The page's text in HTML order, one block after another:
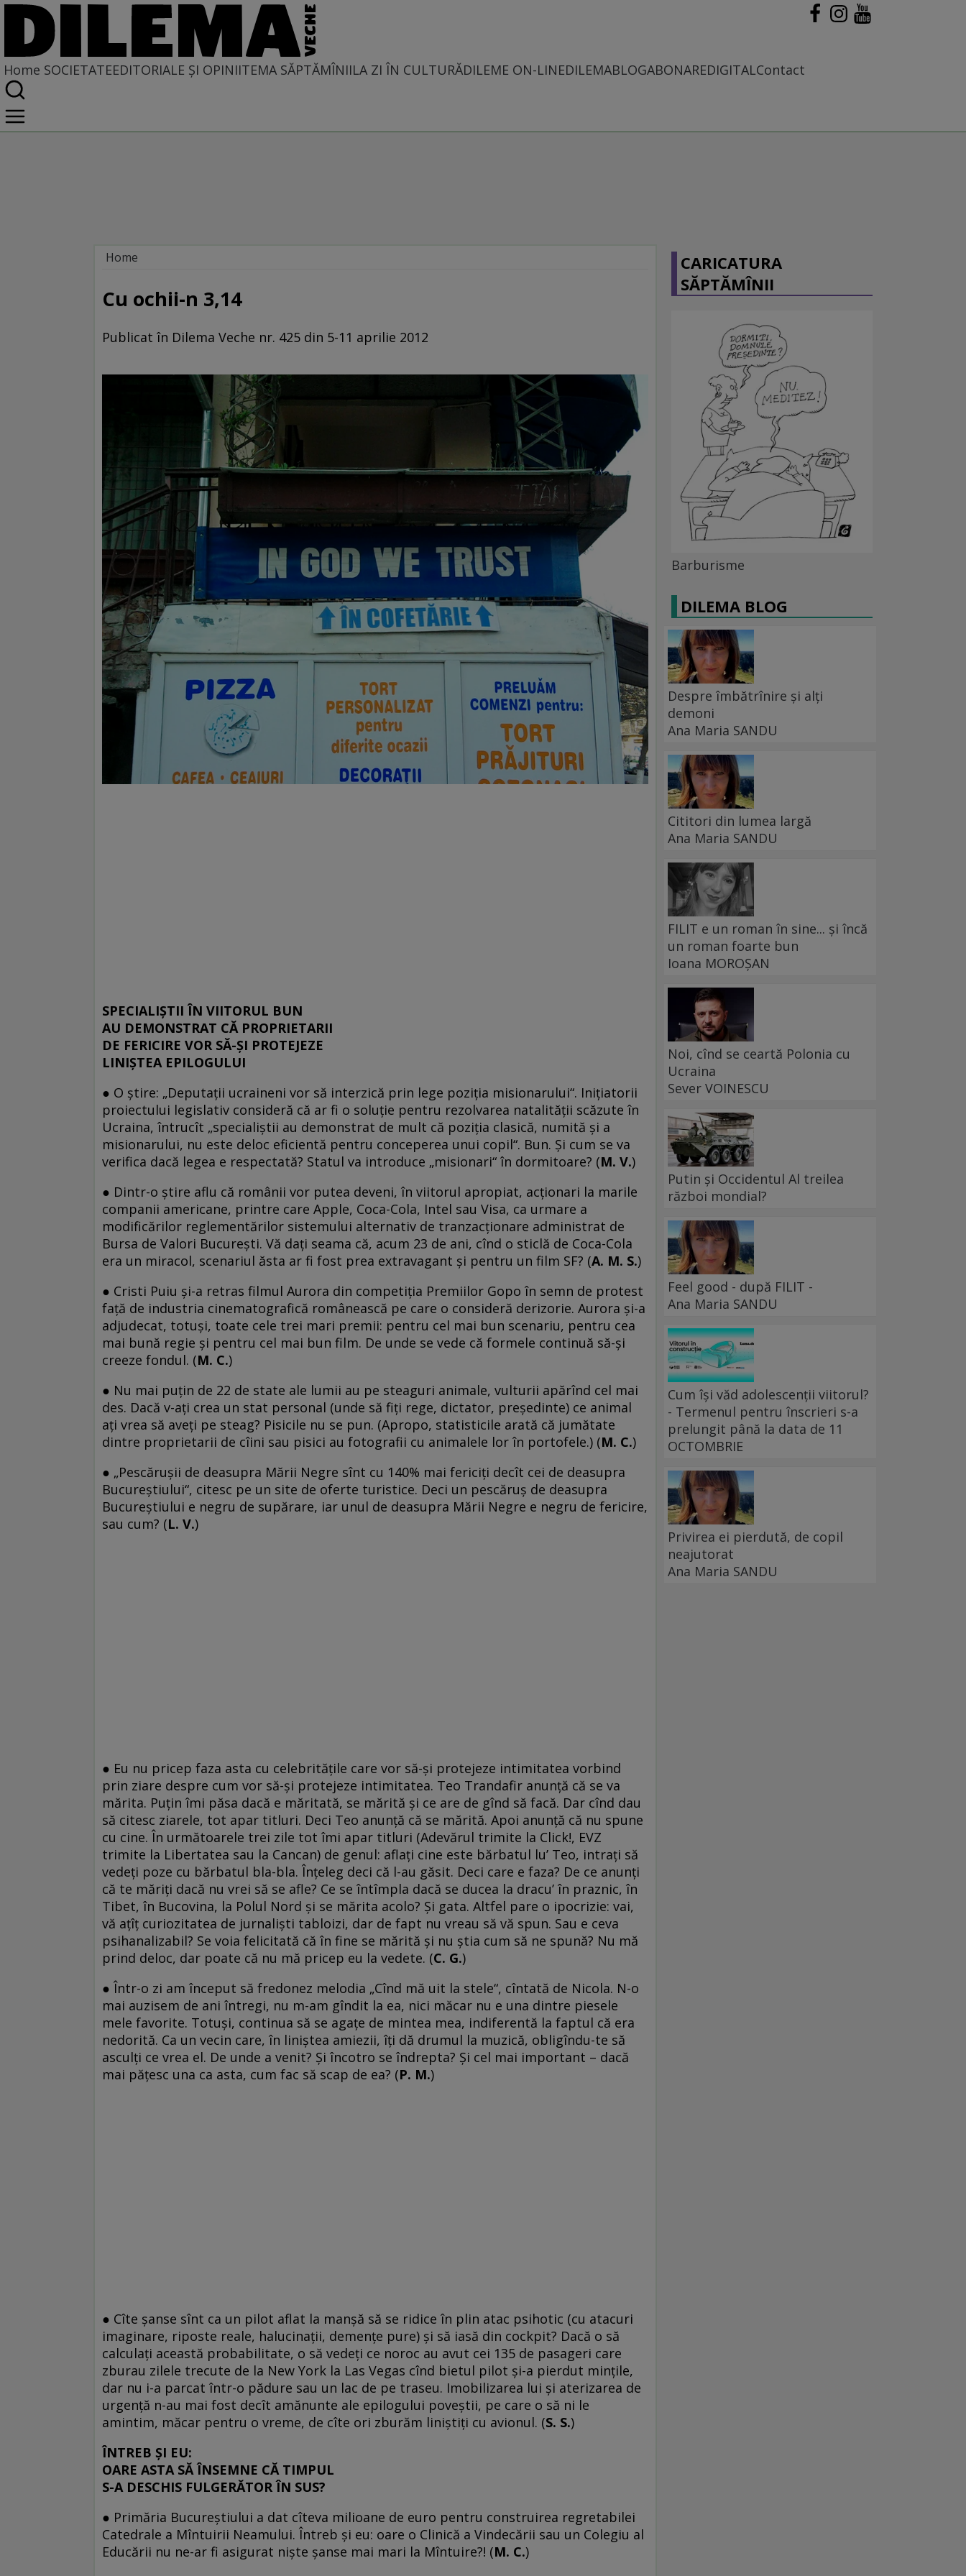
Home SOCIETATEEDITORIALE ȘI OPINIITEMA SĂPTĂMÎNIILA ZI ÎN CULTURĂDILEME ON-LINEDILEMABLOGABONAREDIGITALContact
Home
LA SINGULAR ȘI LA PLURAL
Cu ochii-n 3,14
Publicat în Dilema Veche nr. 425 din 5-11 aprilie 2012
SPECIALIŞTII ÎN VIITORUL BUN
AU DEMONSTRAT CĂ PROPRIETARII
DE FERICIRE VOR SĂ-ŞI PROTEJEZE
LINIŞTEA EPILOGULUI
● O ştire: „Deputaţii ucraineni vor să interzică prin lege poziţia misionarului“. Iniţiatorii
proiectului legislativ consideră că ar fi o soluţie pentru rezolvarea natalităţii scăzute în
Ucraina, întrucît „specialiştii au demonstrat de mult că poziţia clasică, numită şi a
misionarului, nu este deloc eficientă pentru conceperea unui copil“. Bun. Şi cum se va
verifica dacă legea e respectată? Statul va introduce „misionari“ în dormitoare? (M. V.)
● Dintr-o ştire aflu că românii vor putea deveni, în viitorul apropiat, acţionari la marile
companii americane, printre care Apple, Coca-Cola, Intel sau Visa, ca urmare a
modificărilor reglementărilor sistemului alternativ de tranzacţionare administrat de
Bursa de Valori Bucureşti. Vă daţi seama că, acum 23 de ani, cînd o sticlă de Coca-Cola
era un miracol, scenariul ăsta ar fi fost prea extravagant şi pentru un film SF? (A. M. S.)
● Cristi Puiu şi-a retras filmul Aurora din competiţia Premiilor Gopo în semn de protest
faţă de industria cinematografică românească pe care o consideră derizorie. Aurora şi-a
adjudecat, totuşi, toate cele trei mari premii: pentru cel mai bun scenariu, pentru cea
mai bună regie şi pentru cel mai bun film. De unde se vede că formele continuă să-şi
creeze fondul. (M. C.)
● Nu mai puţin de 22 de state ale lumii au pe steaguri animale, vulturii apărînd cel mai
des. Dacă v-aţi crea un stat personal (unde să fiţi rege, dictator, preşedinte) ce animal
aţi vrea să aveţi pe steag? Pisicile nu se pun. (Apropo, statisticile arată că jumătate
dintre proprietarii de cîini sau pisici au fotografii cu animalele lor în portofele.) (M. C.)
● „Pescăruşii de deasupra Mării Negre sînt cu 140% mai fericiţi decît cei de deasupra
Bucureştiului“, citesc pe un site de oferte turistice. Deci un pescăruş de deasupra
Bucureştiului e negru de supărare, iar unul de deasupra Mării Negre e negru de fericire,
sau cum? (L. V.)
● Eu nu pricep faza asta cu celebrităţile care vor să-şi protejeze intimitatea vorbind
prin ziare despre cum vor să-şi protejeze intimitatea. Teo Trandafir anunţă că se va
mărita. Puţin îmi păsa dacă e măritată, se mărită şi ce are de gînd să facă. Dar cînd dau
să citesc ziarele, tot apar titluri. Deci Teo anunţă că se mărită. Apoi anunţă că nu spune
cu cine. În următoarele trei zile tot îmi apar titluri (Adevărul trimite la Click!, EVZ
trimite la Libertatea sau la Cancan) de genul: aflaţi cine este bărbatul lu’ Teo, intraţi să
vedeţi poze cu bărbatul bla-bla. Înţeleg deci că l-au găsit. Deci care e faza? De ce anunţi
că te măriţi dacă nu vrei să se afle? Ce se întîmpla dacă se ducea la dracu’ în praznic, în
Tibet, în Bucovina, la Polul Nord şi se mărita acolo? Şi gata. Altfel pare o ipocrizie: vai,
vă aţîţ curiozitatea de jurnalişti tabloizi, dar de fapt nu vreau să vă spun. Sau e ceva
psihanalizabil? Se voia felicitată că în fine se mărită şi nu ştia cum să ne spună? Nu mă
prind deloc, dar poate că nu mă pricep eu la vedete. (C. G.)
● Într-o zi am început să fredonez melodia „Cînd mă uit la stele“, cîntată de Nicola. N-o
mai auzisem de ani întregi, nu m-am gîndit la ea, nici măcar nu e una dintre piesele
mele favorite. Totuşi, continua să se agaţe de mintea mea, indiferentă la faptul că era
nedorită. Ca un vecin care, în liniştea amiezii, îţi dă drumul la muzică, obligîndu-te să
asculţi ce vrea el. De unde a venit? Şi încotro se îndrepta? Şi cel mai important – dacă
mai păţesc una ca asta, cum fac să scap de ea? (P. M.)
● Cîte şanse sînt ca un pilot aflat la manşă să se ridice în plin atac psihotic (cu atacuri
imaginare, riposte reale, halucinaţii, demenţe pure) şi să iasă din cockpit? Dacă o să
calculaţi această probabilitate, o să vedeţi ce noroc au avut cei 135 de pasageri care
zburau zilele trecute de la New York la Las Vegas cînd bietul pilot şi-a pierdut minţile,
dar nu i-a parcat într-o pădure sau un lac de pe traseu. Imobilizarea lui şi aterizarea de
urgenţă n-au mai fost decît amănunte ale epilogului poveştii, pe care o să ni le
amintim, măcar pentru o vreme, de cîte ori zburăm liniştiţi cu avionul. (S. S.)
ÎNTREB ŞI EU:
OARE ASTA SĂ ÎNSEMNE CĂ TIMPUL
S-A DESCHIS FULGERĂTOR ÎN SUS?
● Primăria Bucureştiului a dat cîteva milioane de euro pentru construirea regretabilei
Catedrale a Mîntuirii Neamului. Întreb şi eu: oare o Clinică a Vindecării sau un Colegiu al
Educării nu ne-ar fi asigurat nişte şanse mai mari la Mîntuire?! (M. C.)
CARICATURA
SĂPTĂMÎNII
Barburisme
DILEMA BLOG
Despre îmbătrînire și alți
demoni
Ana Maria SANDU
Cititori din lumea largă
Ana Maria SANDU
FILIT e un roman în sine... și încă
un roman foarte bun
Ioana MOROȘAN
Noi, cînd se ceartă Polonia cu
Ucraina
Sever VOINESCU
Putin și Occidentul Al treilea
război mondial?
Feel good - după FILIT -
Ana Maria SANDU
Cum își văd adolescenții viitorul?
- Termenul pentru înscrieri s-a
prelungit până la data de 11
OCTOMBRIE
Privirea ei pierdută, de copil
neajutorat
Ana Maria SANDU